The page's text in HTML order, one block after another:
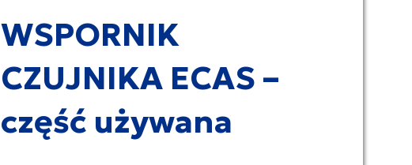
WSPORNIK
CZUJNIKA ECAS –
część używana